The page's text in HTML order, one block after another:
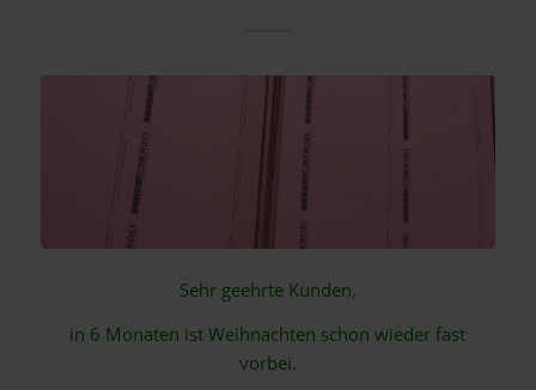
Sehr geehrte Kunden,
in 6 Monaten ist Weihnachten schon wieder fast
vorbei.